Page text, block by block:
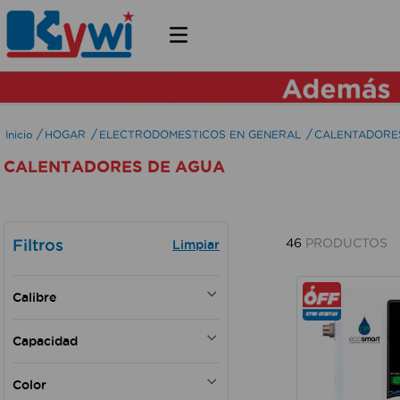
HOGAR ELECTRODOMESTICOS EN GENERAL
CALENTADORES DE AGUA
Filtros
Calibre
10 AWG
18 AWG
Capacidad
4 l/Min
Color
46 PRODUCTOS